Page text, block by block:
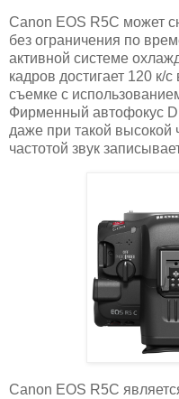
Canon EOS R5C может
без ограничения по
активной системе
кадров достигает 120 к/
съемке с
Фирменный автофокус
даже при такой высокой
частотой звук
Canon EOS R5C